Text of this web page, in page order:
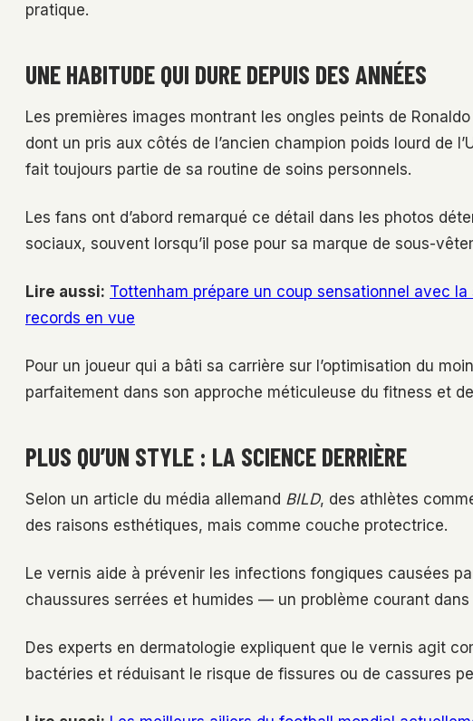
pratique.
UNE HABITUDE QUI DURE DEPUIS DES ANNÉES
Les premières images montrant les ongles peints de
dont un pris aux côtés de l’ancien champion poids lourd de
fait toujours partie de sa routine de soins personnels.
Les fans ont d’abord remarqué ce détail dans les photos
sociaux, souvent lorsqu’il pose pour sa marque de sous-
Lire aussi: Tottenham prépare un coup sensationnel avec
records en vue
Pour un joueur qui a bâti sa carrière sur l’optimisation du
parfaitement dans son approche méticuleuse du fitness et
PLUS QU’UN STYLE : LA SCIENCE DERRIÈRE
Selon un article du média allemand BILD, des athlètes
des raisons esthétiques, mais comme couche protectrice.
Le vernis aide à prévenir les infections fongiques causées
chaussures serrées et humides — un problème courant
Des experts en dermatologie expliquent que le vernis agit
bactéries et réduisant le risque de fissures ou de cassures